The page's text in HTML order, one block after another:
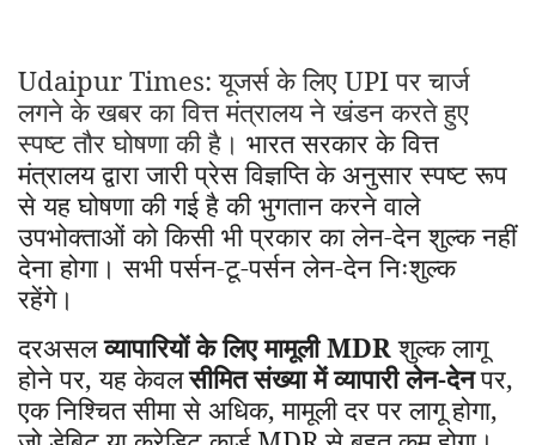
Udaipur Times: यूजर्स के लिए UPIपर चार्ज
लगने के खबर का वित्त मंत्रालय ने खंडन करते हुए
स्पष्ट तौर घोषणा की है। भारत सरकार के वित्त
मंत्रालय द्वारा जारी प्रेस विज्ञप्ति के अनुसार स्पष्ट रूप
से यह घोषणा की गई है की भुगतान करने वाले
उपभोक्ताओं को किसी भी प्रकार का लेन-देन शुल्क नहीं
देना होगा। सभी पर्सन-टू-पर्सन लेन-देन निःशुल्क
रहेंगे।
दरअसलव्यापारियों के लिए मामूली MDRशुल्क लागू
होने पर,यह केवलसीमित संख्या में व्यापारी लेन-देनपर,
एक निश्चित सीमा से अधिक,मामूली दर पर लागू होगा,